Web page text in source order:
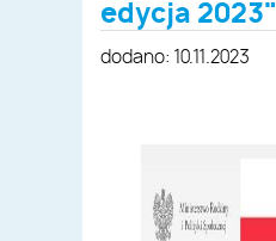
edycja 2023"
dodano: 10.11.2023